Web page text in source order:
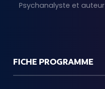
Psychanalyste et auteur
FICHE PROGRAMME